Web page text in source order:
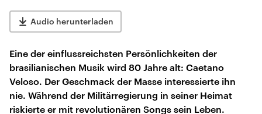
Audio herunterladen
Eine der einflussreichsten Persönlichkeiten der
brasilianischen Musik wird 80 Jahre alt: Caetano
Veloso. Der Geschmack der Masse interessierte ihn
nie. Während der Militärregierung in seiner Heimat
riskierte er mit revolutionären Songs sein Leben.